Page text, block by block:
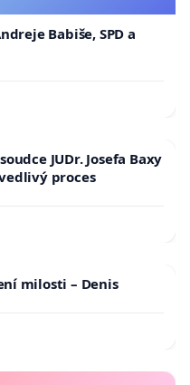
Babiše, SPD a
JUDr. Josefa Baxy
proces
milosti – Denis